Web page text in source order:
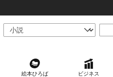
絵本ひろば ビジネス